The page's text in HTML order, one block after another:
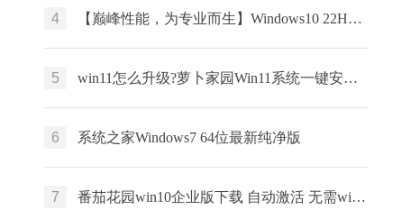
4 【巅峰性能，为专业而生】Windows10 22H2 64位 专业工作站版
5 win11怎么升级?萝卜家园Win11系统一键安装 64位 windows家庭版 V2022.01
6 系统之家Windows7 64位最新纯净版
7 番茄花园win10企业版下载 自动激活 无需win10企业版激活码 win10永久激活